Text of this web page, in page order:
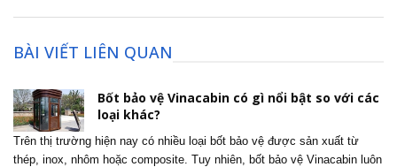
BÀI VIẾT LIÊN QUAN
Bốt bảo vệ Vinacabin có gì nổi bật so với các
loại khác?
Trên thị trường hiện nay có nhiều loại bốt bảo vệ được sản xuất từ
thép, inox, nhôm hoặc composite. Tuy nhiên, bốt bảo vệ Vinacabin luôn